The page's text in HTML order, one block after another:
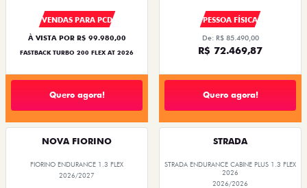
VENDAS PARA PCD
À VISTA POR R$ 99.980,00
FASTBACK TURBO 200 FLEX AT 2026
Quero agora!
PESSOA FÍSICA
De: R$ 85.490,00
R$ 72.469,87
Quero agora!
NOVA FIORINO
FIORINO ENDURANCE 1.3 FLEX
2026/2027
STRADA
STRADA ENDURANCE CABINE PLUS 1.3 FLEX
2026
2026/2026